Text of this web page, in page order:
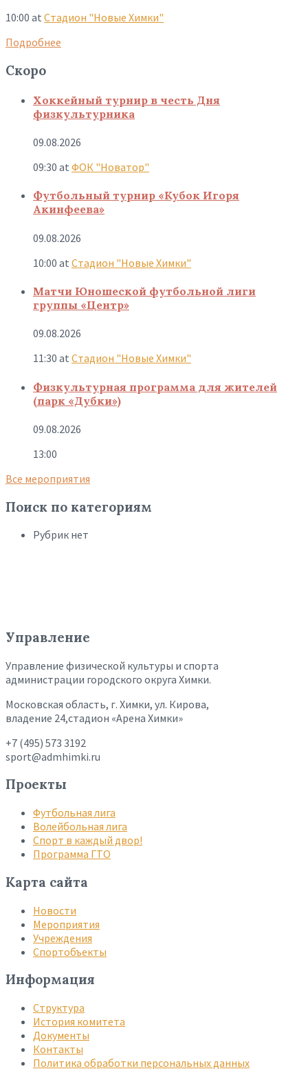
10:00 at Стадион "Новые Химки"
Подробнее
Скоро
Хоккейный турнир в честь Дня
физкультурника
09.08.2026
09:30 at ФОК "Новатор"
Футбольный турнир «Кубок Игоря
Акинфеева»
09.08.2026
10:00 at Стадион "Новые Химки"
Матчи Юношеской футбольной лиги
группы «Центр»
09.08.2026
11:30 at Стадион "Новые Химки"
Физкультурная программа для жителей
(парк «Дубки»)
09.08.2026
13:00
Все мероприятия
Поиск по категориям
Рубрик нет
Управление
Управление физической культуры и спорта
администрации городского округа Химки.
Московская область, г. Химки, ул. Кирова,
владение 24,стадион «Арена Химки»
+7 (495) 573 3192
sport@admhimki.ru
Проекты
Футбольная лига
Волейбольная лига
Спорт в каждый двор!
Программа ГТО
Карта сайта
Новости
Мероприятия
Учреждения
Спортобъекты
Информация
Структура
История комитета
Документы
Контакты
Политика обработки персональных данных